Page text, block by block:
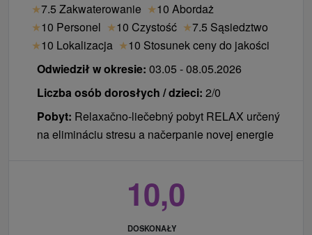
★7.5 Zakwaterowanie ★10 Abordaż
★10 Personel ★10 Czystość ★7.5 Sąsiedztwo
★10 Lokalizacja ★10 Stosunek ceny do jakości
Odwiedził w okresie: 03.05 - 08.05.2026
Liczba osób dorosłych / dzieci: 2/0
Pobyt: Relaxačno-liečebný pobyt RELAX určený
na elimináciu stresu a načerpanie novej energie
10,0
DOSKONAŁY